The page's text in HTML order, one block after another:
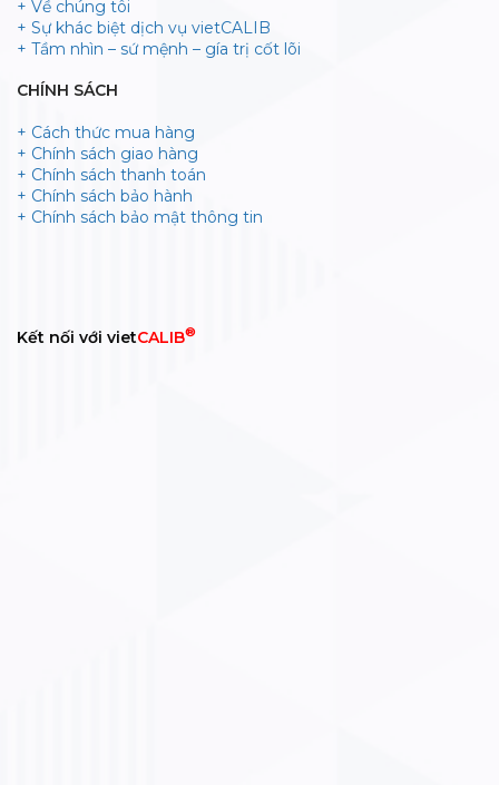
+ Về chúng tôi
+ Sự khác biệt dịch vụ vietCALIB
+ Tầm nhìn – sứ mệnh – gía trị cốt lõi
CHÍNH SÁCH
+ Cách thức mua hàng
+ Chính sách giao hàng
+ Chính sách thanh toán
+ Chính sách bảo hành
+ Chính sách bảo mật thông tin
Kết nối với vietCALIB®